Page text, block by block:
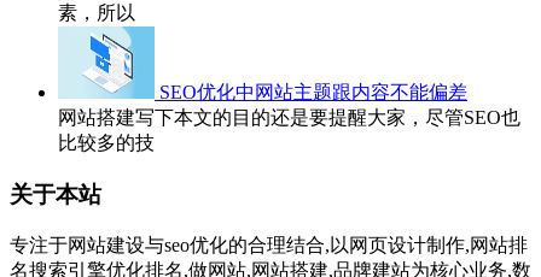
素，所以
SEO优化中网站主题跟内容不能偏差
网站搭建写下本文的目的还是要提醒大家，尽管SEO也
比较多的技
关于本站
专注于网站建设与seo优化的合理结合,以网页设计制作,网站排
名搜索引擎优化排名,做网站,网站搭建,品牌建站为核心业务,数